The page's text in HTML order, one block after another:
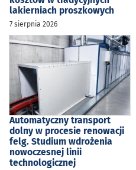
lakierniach proszkowych
7 sierpnia 2026
Automatyczny transport
dolny w procesie renowacji
felg. Studium wdrożenia
nowoczesnej linii
technologicznej